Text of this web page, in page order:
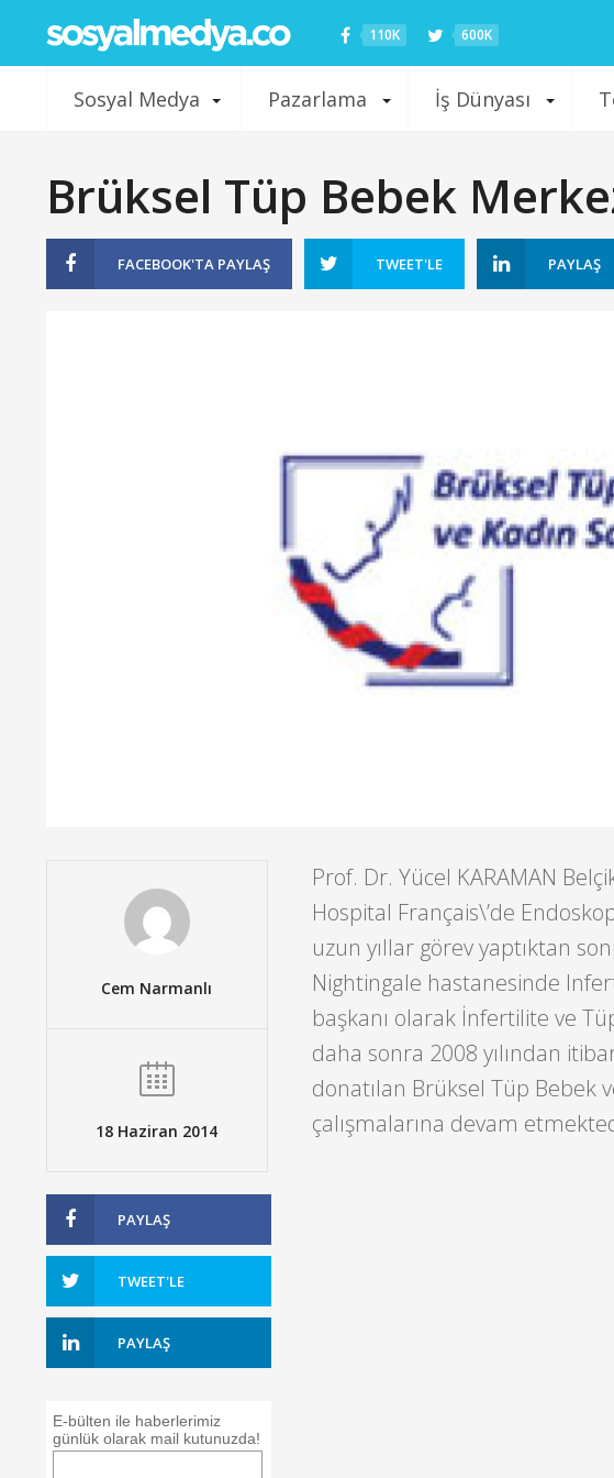
110K 600K
Sosyal Medya Pazarlama İş Dünyası
Brüksel Tüp Bebek
FACEBOOK'TA PAYLAŞ TWEET'LE PAYLAŞ
Cem Narmanlı
18 Haziran 2014
PAYLAŞ
TWEET'LE
PAYLAŞ
E-bülten ile haberlerimiz
günlük olarak mail kutunuzda!
Prof. Dr. Yücel KARAMAN
Hospital Français\’de
uzun yıllar görev yaptıktan
Nightingale hastanesinde
başkanı olarak İnfertilite ve
daha sonra 2008 yılından
donatılan Brüksel Tüp Bebek
çalışmalarına devam